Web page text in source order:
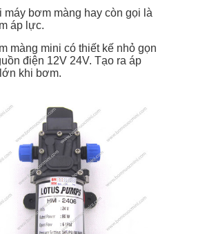
MÁY TẠO ẨM SIÊU BỀN TỐT DO
ĐÂU?
Vỉ Tạo Ẩm - Máy Phun Ẩm - Nguồn
TỔNG HỢP VỈ TẠO ẨM - VỈ PHUN
SƯƠNG SIÊU ÂM
Lắp đặt hệ thống phun sương tưới
máy bơm màng hay còn gọi là
áp lực.
màng mini có thiết kế nhỏ gọn
điện 12V 24V. Tạo ra áp
khi bơm.